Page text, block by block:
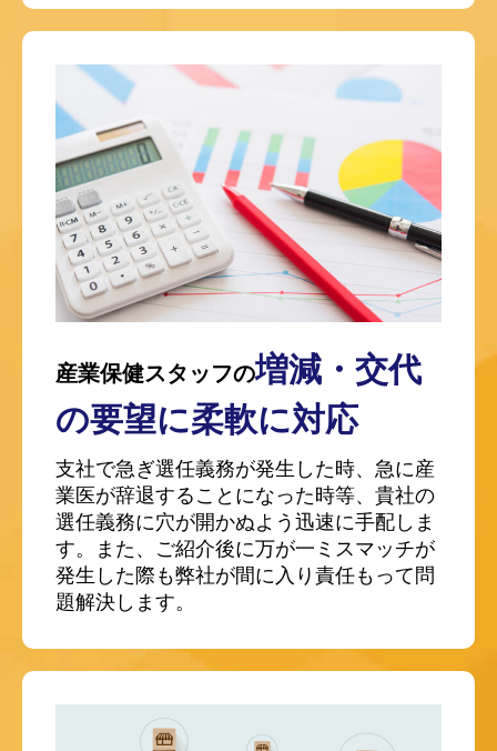
産業保健スタッフの増減・交代
の要望に柔軟に対応
支社で急ぎ選任義務が発生した時、急に産
業医が辞退することになった時等、貴社の
選任義務に穴が開かぬよう迅速に手配しま
す。また、ご紹介後に万が一ミスマッチが
発生した際も弊社が間に入り責任もって問
題解決します。